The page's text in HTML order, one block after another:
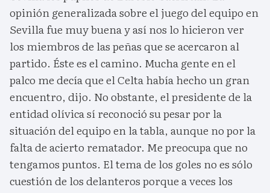
opinión generalizada sobre el juego del equipo en
Sevilla fue muy buena y así nos lo hicieron ver
los miembros de las peñas que se acercaron al
partido. Éste es el camino. Mucha gente en el
palco me decía que el Celta había hecho un gran
encuentro, dijo. No obstante, el presidente de la
entidad olívica sí reconoció su pesar por la
situación del equipo en la tabla, aunque no por la
falta de acierto rematador. Me preocupa que no
tengamos puntos. El tema de los goles no es sólo
cuestión de los delanteros porque a veces los